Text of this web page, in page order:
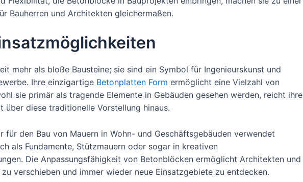
Bauherren und Architekten gleichermaßen.
mehr als bloße Bausteine; sie sind ein Symbol für Ingenieurskunst und
Ihre einzigartige Betonplatten Form ermöglicht eine Vielzahl von
sie primär als tragende Elemente in Gebäuden gesehen werden, reicht ihre
über diese traditionelle Vorstellung hinaus.
für den Bau von Mauern in Wohn- und Geschäftsgebäuden verwendet
als Fundamente, Stützmauern oder sogar in kreativen
Die Anpassungsfähigkeit von Betonblöcken ermöglicht Architekten und
zu verschieben und immer wieder neue Einsatzgebiete zu entdecken.